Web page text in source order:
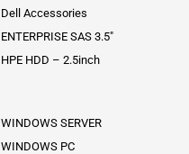
Dell Accessories
ENTERPRISE SAS 3.5″
HPE HDD – 2.5inch
WINDOWS SERVER
WINDOWS PC